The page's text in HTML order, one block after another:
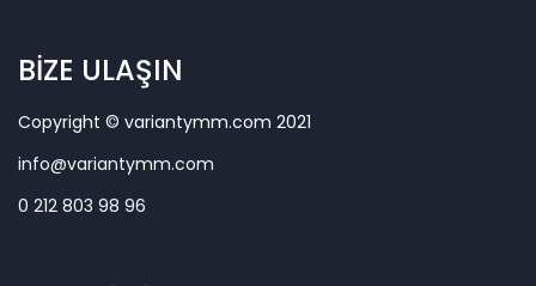
BİZE ULAŞIN
Copyright © variantymm.com 2021
info@variantymm.com
0 212 803 98 96